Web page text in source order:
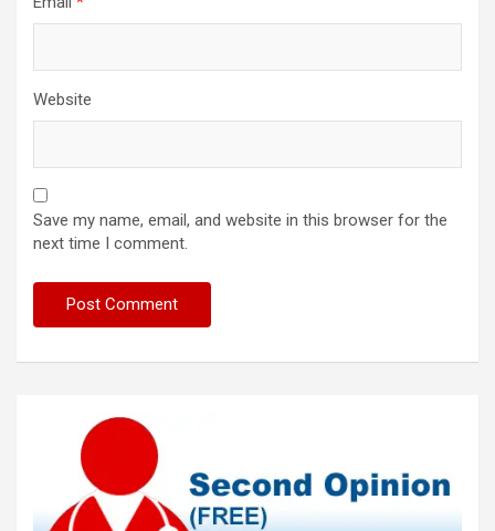
Website
Save my name, email, and website in this browser for the
next time I comment.